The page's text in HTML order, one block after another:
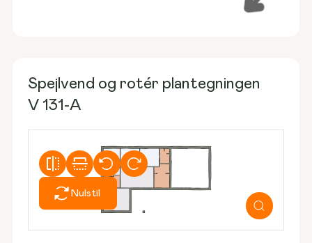
Spejlvend og rotér plantegningen
V 131-A
Nulstil